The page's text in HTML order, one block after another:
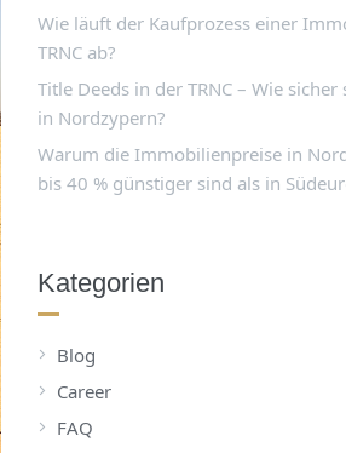
Wie läuft der Kaufprozess einer
TRNC ab?
Title Deeds in der TRNC – Wie
in Nordzypern?
Warum die Immobilienpreise in
bis 40 % günstiger sind als in
Kategorien
Blog
Career
FAQ